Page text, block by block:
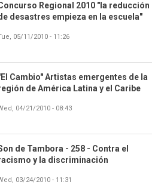
Regional 2010 "la reducción
desastres empieza en la escuela"
05/11/2010 - 11:26
Cambio" Artistas emergentes de la
de América Latina y el Caribe
04/21/2010 - 08:43
de Tambora - 258 - Contra el
y la discriminación
03/24/2010 - 11:31